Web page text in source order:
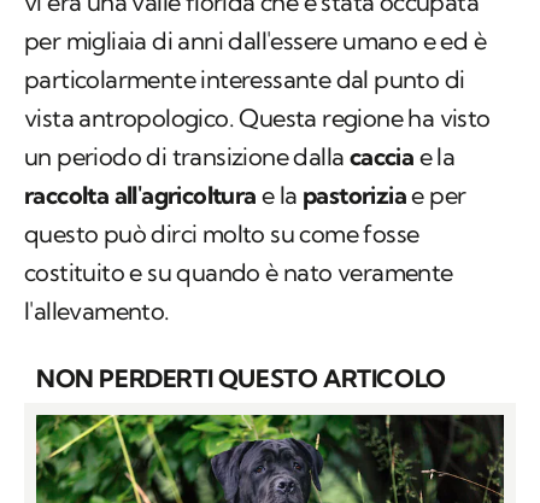
per migliaia di anni dall'essere umano e ed è
particolarmente interessante dal punto di
vista antropologico. Questa regione ha visto
un periodo di transizione dalla caccia e la
raccolta all'agricoltura e la pastoriziae per
questo può dirci molto su come fosse
costituito e su quando è nato veramente
l'allevamento.
NON PERDERTI QUESTO ARTICOLO